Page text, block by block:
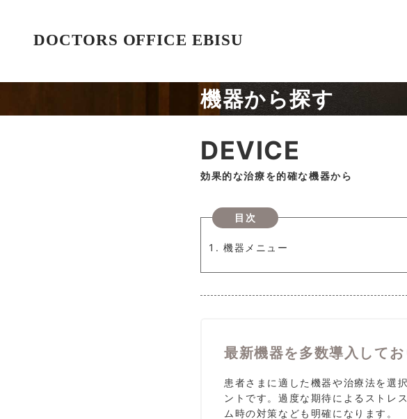
機器から探す
DEVICE
効果的な治療を的確な機器から
目次
機器メニュー
最新機器を多数導入して
患者さまに適した機器や治療法を選
ントです。過度な期待によるストレ
ム時の対策なども明確になります。